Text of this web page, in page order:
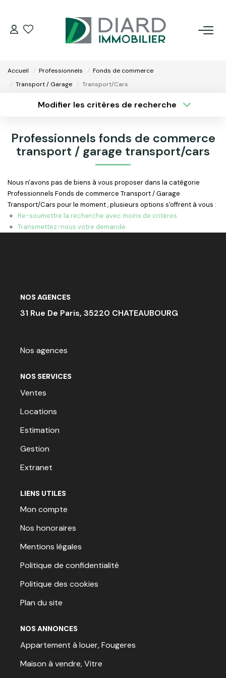
LOUER
VENDRE / ESTIMER
FAIRE GÉRER SON BIEN
NOS AGENCES
ACTU & FISCALITÉ
Accueil Professionnels
Fonds de commerce
Transport / Garage
Transport/Cars
Modifier les critères de recherche
Type de bien
Surface min
Créer une alerte
Professionnels fonds de commerce
transport / garage transport/cars
Nous n'avons pas de biens à vous proposer dans la catégorie
Professionnels Fonds de commerce Transport / Garage
Transport/Cars pour le moment , plusieurs options s'offrent à vous :
Re-soumettre la recherche avec moins de critères.
Transmettez-nous votre demande
NOS AGENCES
31 Rue De Paris, 35220 CHATEAUBOURG
Nos agences
NOS SERVICES
Ventes
Locations
Estimation
Gestion
Extranet
LIENS UTILES
Mon compte
Nos honoraires
Mentions légales
Politique de confidentialité
Politique des cookies
Plan du site
NOS ANNONCES
Appartement à louer, Fougeres
Maison à vendre, Vitre